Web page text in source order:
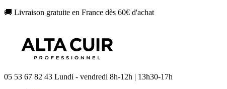
🚚 Livraison gratuite en France dès 60€ d'achat
05 53 67 82 43 Lundi - vendredi 8h-12h | 13h30-17h